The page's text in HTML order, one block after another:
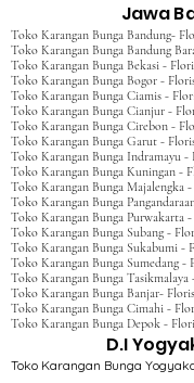
Jawa
Toko Karangan Bunga Bandung-
Toko Karangan Bunga Bandung
Toko Karangan Bunga Bekasi -
Toko Karangan Bunga Bogor -
Toko Karangan Bunga Ciamis -
Toko Karangan Bunga Cianjur -
Toko Karangan Bunga Cirebon -
Toko Karangan Bunga Garut -
Toko Karangan Bunga Indramayu -
Toko Karangan Bunga Kuningan -
Toko Karangan Bunga Majalengka
Toko Karangan Bunga
Toko Karangan Bunga Purwakarta
Toko Karangan Bunga Subang -
Toko Karangan Bunga Sukabumi -
Toko Karangan Bunga Sumedang -
Toko Karangan Bunga
Toko Karangan Bunga Banjar-
Toko Karangan Bunga Cimahi -
Toko Karangan Bunga Depok -
D.I
Toko Karangan Bunga